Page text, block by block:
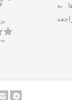
به